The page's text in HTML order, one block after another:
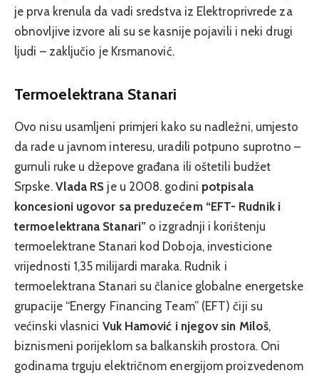
je prva krenula da vadi sredstva iz Elektroprivrede za
obnovljive izvore ali su se kasnije pojavili i neki drugi
ljudi – zaključio je Krsmanović.
Termoelektrana Stanari
Ovo nisu usamljeni primjeri kako su nadležni, umjesto
da rade u javnom interesu, uradili potpuno suprotno –
gurnuli ruke u džepove građana ili oštetili budžet
Srpske. Vlada RS je u 2008. godini potpisala
koncesioni ugovor sa preduzećem “EFT- Rudnik i
termoelektrana Stanari”o izgradnji i korištenju
termoelektrane Stanari kod Doboja, investicione
vrijednosti 1,35 milijardi maraka. Rudnik i
termoelektrana Stanari su članice globalne energetske
grupacije “Energy Financing Team” (EFT) čiji su
većinski vlasnici Vuk Hamović i njegov sin Miloš,
biznismeni porijeklom sa balkanskih prostora. Oni
godinama trguju električnom energijom proizvedenom